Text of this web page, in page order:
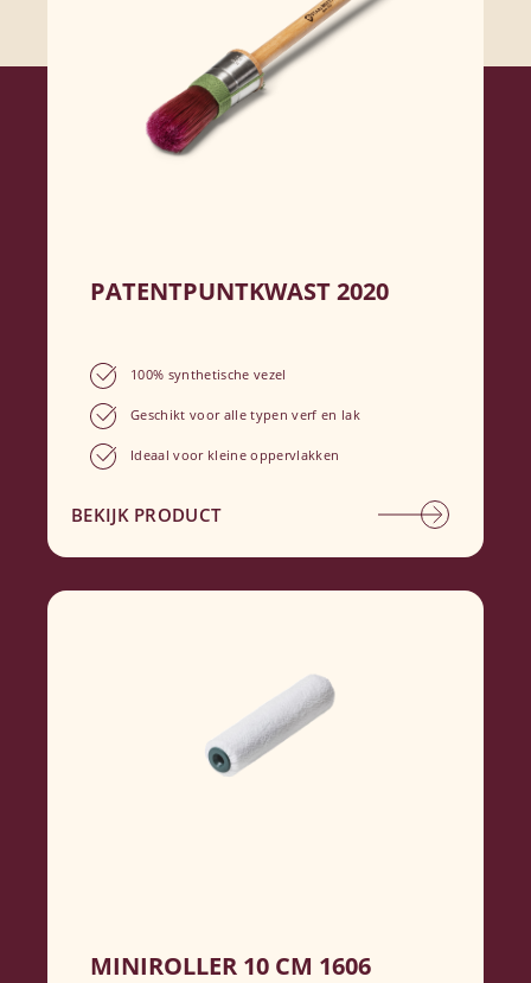
PATENTPUNTKWAST 2020
100% synthetische vezel
Geschikt voor alle typen verf en lak
Ideaal voor kleine oppervlakken
BEKIJK PRODUCT
MINIROLLER 10 CM 1606